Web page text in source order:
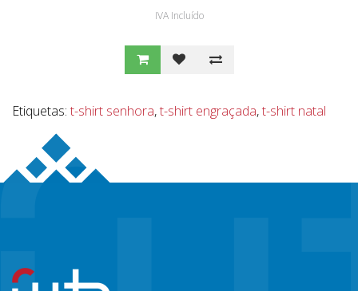
IVA Incluído
Etiquetas: t-shirt senhora,t-shirt engraçada,t-shirt natal